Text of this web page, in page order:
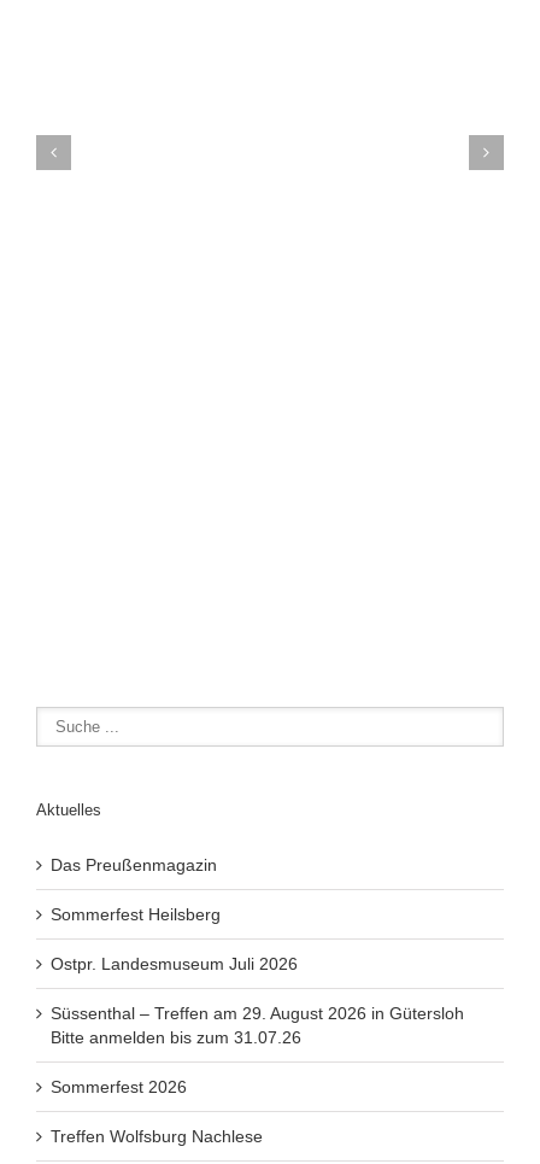
Aktuelles
Das Preußenmagazin
Sommerfest Heilsberg
Ostpr. Landesmuseum Juli 2026
Süssenthal – Treffen am 29. August 2026 in Gütersloh
Bitte anmelden bis zum 31.07.26
Sommerfest 2026
Treffen Wolfsburg Nachlese